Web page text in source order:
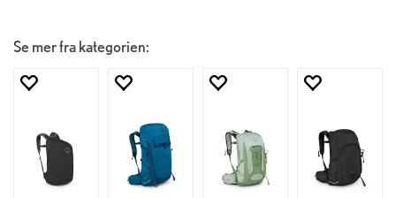
Se mer fra kategorien: